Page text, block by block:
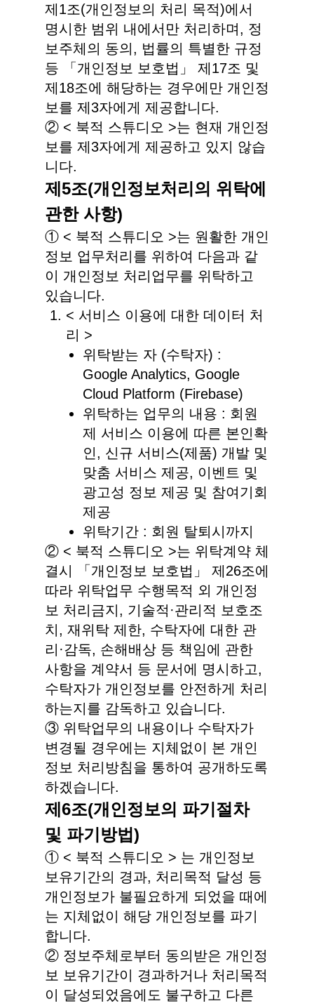
제1조(개인정보의 처리 목적)에서
명시한 범위 내에서만 처리하며, 정
보주체의 동의, 법률의 특별한 규정
등 「개인정보 보호법」 제17조 및
제18조에 해당하는 경우에만 개인정
보를 제3자에게 제공합니다.
② < 북적 스튜디오 >는 현재 개인정
보를 제3자에게 제공하고 있지 않습
니다.
제5조(개인정보처리의 위탁에
관한 사항)
① < 북적 스튜디오 >는 원활한 개인
정보 업무처리를 위하여 다음과 같
이 개인정보 처리업무를 위탁하고
있습니다.
< 서비스 이용에 대한 데이터 처
리 >
위탁받는 자 (수탁자) :
Google Analytics, Google
Cloud Platform (Firebase)
위탁하는 업무의 내용 : 회원
제 서비스 이용에 따른 본인확
인, 신규 서비스(제품) 개발 및
맞춤 서비스 제공, 이벤트 및
광고성 정보 제공 및 참여기회
제공
위탁기간 : 회원 탈퇴시까지
② < 북적 스튜디오 >는 위탁계약 체
결시 「개인정보 보호법」 제26조에
따라 위탁업무 수행목적 외 개인정
보 처리금지, 기술적·관리적 보호조
치, 재위탁 제한, 수탁자에 대한 관
리·감독, 손해배상 등 책임에 관한
사항을 계약서 등 문서에 명시하고,
수탁자가 개인정보를 안전하게 처리
하는지를 감독하고 있습니다.
③ 위탁업무의 내용이나 수탁자가
변경될 경우에는 지체없이 본 개인
정보 처리방침을 통하여 공개하도록
하겠습니다.
제6조(개인정보의 파기절차
및 파기방법)
① < 북적 스튜디오 > 는 개인정보
보유기간의 경과, 처리목적 달성 등
개인정보가 불필요하게 되었을 때에
는 지체없이 해당 개인정보를 파기
합니다.
② 정보주체로부터 동의받은 개인정
보 보유기간이 경과하거나 처리목적
이 달성되었음에도 불구하고 다른